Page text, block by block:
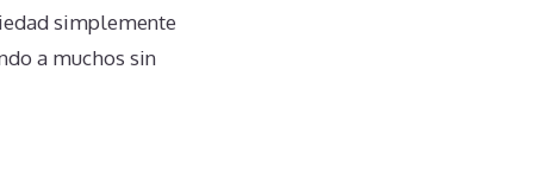
simplemente
a muchos sin